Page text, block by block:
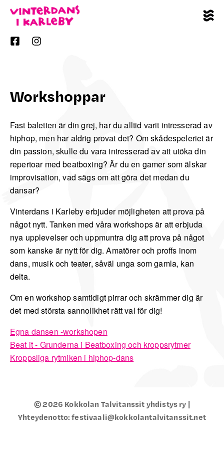
Workshoppar
Fast baletten är din grej, har du alltid varit intresserad av
hiphop, men har aldrig provat det? Om skådespeleriet är
din passion, skulle du vara intresserad av att utöka din
repertoar med beatboxing? Är du en gamer som älskar
improvisation, vad sägs om att göra det medan du
dansar?
Vinterdans i Karleby erbjuder möjligheten att prova på
något nytt. Tanken med våra workshops är att erbjuda
nya upplevelser och uppmuntra dig att prova på något
som kanske är nytt för dig. Amatörer och proffs inom
dans, musik och teater, såväl unga som gamla, kan
delta.
Om en workshop samtidigt pirrar och skrämmer dig är
det med största sannolikhet rätt val för dig!
Egna dansen -workshopen
Beat it - Grunderna i Beatboxing och kroppsrytmer
Kroppsliga rytmiken i hiphop-dans
© 2026 Kokkolan Talvitanssit yhdistys ry |
Yhteydenotto: festivaali@kokkolantalvitanssit.net